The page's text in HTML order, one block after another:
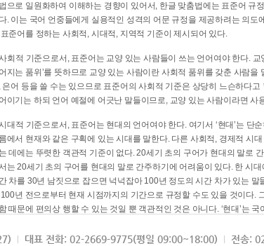
으로 일원화하여 이해하는 경향이 있어서, 한글 맞춤법에는 표준어 규
. 이는 국어 언중들에게 실용적인 성격의 어문 규정을 제공하려는 의도
준어를 정하는 사회적, 시대적, 지역적 기준이 제시되어 있다.
회적 기준으로서, 표준어는 교양 있는 사람들이 쓰는 언어여야 한다. 교
지는 품위’를 뜻하므로 교양 있는 사람이란 사회적 품위를 갖춘 사람을
은어 등을 쓸 수는 있으므로 표준어의 사회적 기준은 상당히 느슨하다
이기는 하되 언어 예절에 어긋난 말들이므로, 교양 있는 사람이라면 사
대적 기준으로서, 표준어는 현대의 언어여야 한다. 여기서 ‘현대’는 단
에서 현재와 같은 구획에 있는 시대를 말한다. 다른 사회적, 경제적 시
데에는 뚜렷한 객관적 기준이 없다. 20세기 초의 구어가 현대의 말로
는 20세기 초의 구어를 현대의 말로 간주하기에 어려움이 있다. 한 시
차를 30년 남짓으로 잡으면 넉넉잡아 100년 정도의 시간 차가 있는 말
년 전으로부터 현재 시점까지의 기간으로 규정할 수도 있을 것이다.
때문에 편의상 행할 수 있는 것일 뿐 객관적인 것은 아니다. ‘현대’는
역적 기준으로서, 표준어는 서울말이어야 한다. 이는 표준어의 공용어
대표 전화: 02-2669-9775(평일 09:00~18:00) 전송: